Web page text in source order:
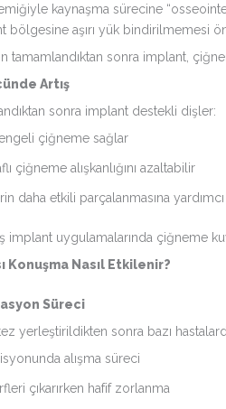
kaynaşma sürecine
bölgesine aşırı yük bindirilmemesi
tamamlandıktan sonra implant,
Artış
sonra implant destekli dişler:
çiğneme sağlar
çiğneme alışkanlığını azaltabilir
daha etkili parçalanmasına
implant uygulamalarında çiğneme
Konuşma Nasıl Etkilenir?
Süreci
yerleştirildikten sonra bazı
alışma süreci
çıkarırken hafif zorlanma